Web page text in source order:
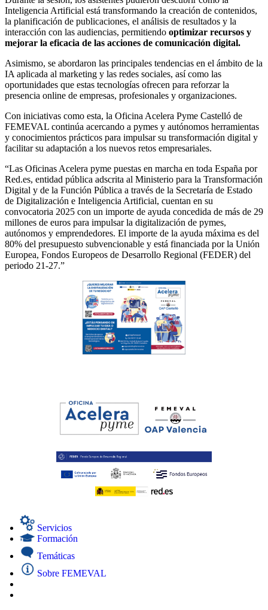
Inteligencia Artificial está transformando la creación de contenidos,
la planificación de publicaciones, el análisis de resultados y la
interacción con las audiencias, permitiendo optimizar recursos y
mejorar la eficacia de las acciones de comunicación digital.
Asimismo, se abordaron las principales tendencias en el ámbito de la
IA aplicada al marketing y las redes sociales, así como las
oportunidades que estas tecnologías ofrecen para reforzar la
presencia online de empresas, profesionales y organizaciones.
Con iniciativas como esta, la Oficina Acelera Pyme Castelló de
FEMEVAL continúa acercando a pymes y autónomos herramientas
y conocimientos prácticos para impulsar su transformación digital y
facilitar su adaptación a los nuevos retos empresariales.
“Las Oficinas Acelera pyme puestas en marcha en toda España por
Red.es, entidad pública adscrita al Ministerio para la Transformación
Digital y de la Función Pública a través de la Secretaría de Estado
de Digitalización e Inteligencia Artificial, cuentan en su
convocatoria 2025 con un importe de ayuda concedida de más de 29
millones de euros para impulsar la digitalización de pymes,
autónomos y emprendedores. El importe de la ayuda máxima es del
80% del presupuesto subvencionable y está financiada por la Unión
Europea, Fondos Europeos de Desarrollo Regional (FEDER) del
periodo 21-27.”
Servicios
Formación
Temáticas
Sobre FEMEVAL